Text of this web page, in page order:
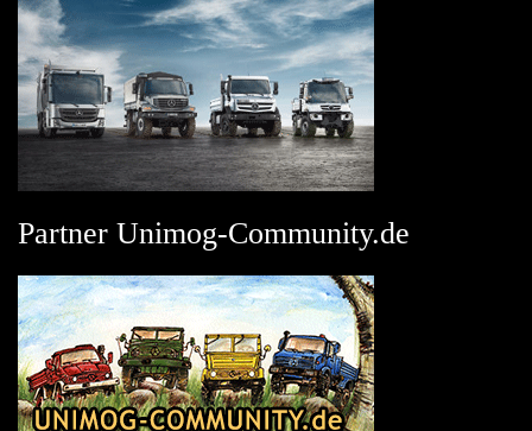
Partner Unimog-Community.de